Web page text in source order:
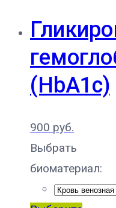
(HbA1c)
900 руб.
Выбрать
биоматериал: